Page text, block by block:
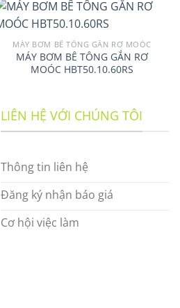
MÁY BƠM BÊ TÔNG GẮN RƠ MOÓC
MÁY BƠM BÊ TÔNG GẮN RƠ
MOÓC HBT50.10.60RS
LIÊN HỆ VỚI CHÚNG TÔI
Thông tin liên hệ
Đăng ký nhận báo giá
Cơ hội việc làm